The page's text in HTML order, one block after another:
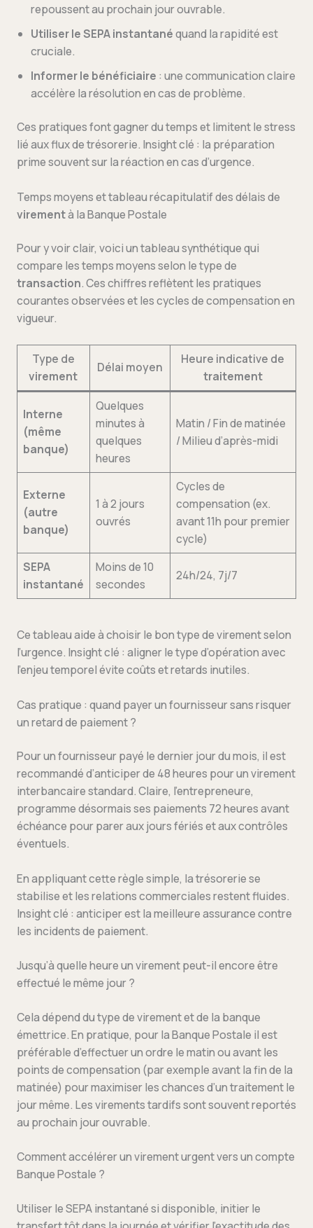
repoussent au prochain jour ouvrable.
Utiliser le SEPA instantanéquand la rapidité est
cruciale.
Informer le bénéficiaire : une communication claire
accélère la résolution en cas de problème.
Ces pratiques font gagner du temps et limitent le stress
lié aux flux de trésorerie. Insight clé : la préparation
prime souvent sur la réaction en cas d’urgence.
Temps moyens et tableau récapitulatif des délais de
virementà la Banque Postale
Pour y voir clair, voici un tableau synthétique qui
compare les temps moyens selon le type de
transaction. Ces chiffres reflètent les pratiques
courantes observées et les cycles de compensation en
vigueur.
Type de
virement
Délai moyen
Heure indicative de
traitement
Interne
(même
banque)
Quelques
minutes à
quelques
heures
Matin / Fin de matinée
/ Milieu d’après-midi
Externe
(autre
banque)
1 à 2 jours
ouvrés
Cycles de
compensation (ex.
avant 11h pour premier
cycle)
SEPA
instantané
Moins de 10
secondes
24h/24, 7j/7
Ce tableau aide à choisir le bon type de virement selon
l’urgence. Insight clé : aligner le type d’opération avec
l’enjeu temporel évite coûts et retards inutiles.
Cas pratique : quand payer un fournisseur sans risquer
un retard de paiement ?
Pour un fournisseur payé le dernier jour du mois, il est
recommandé d’anticiper de 48 heures pour un virement
interbancaire standard. Claire, l’entrepreneure,
programme désormais ses paiements 72 heures avant
échéance pour parer aux jours fériés et aux contrôles
éventuels.
En appliquant cette règle simple, la trésorerie se
stabilise et les relations commerciales restent fluides.
Insight clé : anticiper est la meilleure assurance contre
les incidents de paiement.
Jusqu’à quelle heure un virement peut-il encore être
effectué le même jour ?
Cela dépend du type de virement et de la banque
émettrice. En pratique, pour la Banque Postale il est
préférable d’effectuer un ordre le matin ou avant les
points de compensation (par exemple avant la fin de la
matinée) pour maximiser les chances d’un traitement le
jour même. Les virements tardifs sont souvent reportés
au prochain jour ouvrable.
Comment accélérer un virement urgent vers un compte
Banque Postale ?
Utiliser le SEPA instantané si disponible, initier le